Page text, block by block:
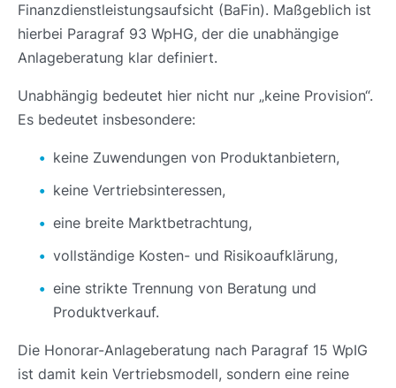
Finanzdienstleistungsaufsicht (BaFin). Maßgeblich ist
hierbei Paragraf 93 WpHG, der die unabhängige
Anlageberatung klar definiert.
Unabhängig bedeutet hier nicht nur „keine Provision“.
Es bedeutet insbesondere:
keine Zuwendungen von Produktanbietern,
keine Vertriebsinteressen,
eine breite Marktbetrachtung,
vollständige Kosten- und Risikoaufklärung,
eine strikte Trennung von Beratung und
Produktverkauf.
Die Honorar-Anlageberatung nach Paragraf 15 WpIG
ist damit kein Vertriebsmodell, sondern eine reine